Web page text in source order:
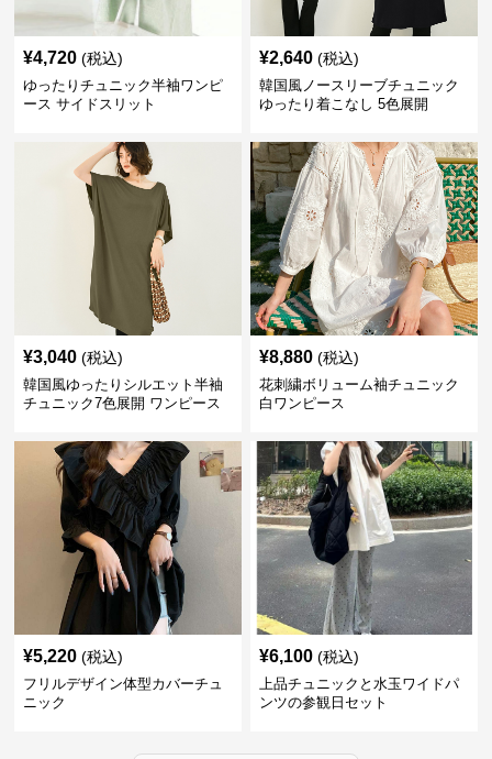
¥4,720 (税込)
ゆったりチュニック半袖ワンピ
ース サイドスリット
¥2,640 (税込)
韓国風ノースリーブチュニック
ゆったり着こなし 5色展開
¥3,040 (税込)
韓国風ゆったりシルエット半袖
チュニック7色展開 ワンピース
¥8,880 (税込)
花刺繍ボリューム袖チュニック
白ワンピース
¥5,220 (税込)
フリルデザイン体型カバーチュ
ニック
¥6,100 (税込)
上品チュニックと水玉ワイドパ
ンツの参観日セット